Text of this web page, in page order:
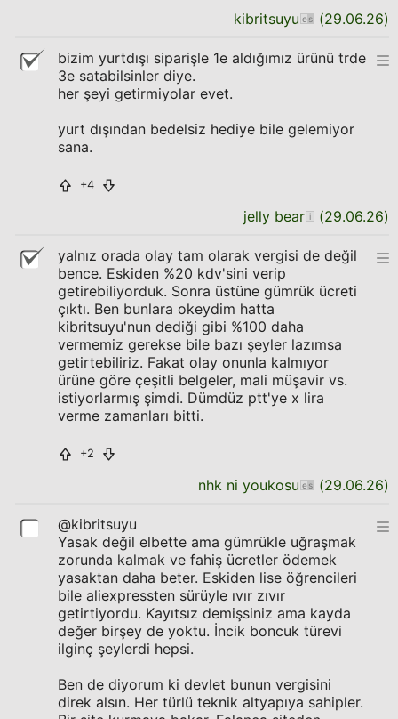
kibritsuyu (29.06.26)
bizim yurtdışı siparişle 1e aldığımız ürünü trde
3e satabilsinler diye.
her şeyi getirmiyolar evet.
yurt dışından bedelsiz hediye bile gelemiyor
sana.
+4
jelly bear (29.06.26)
yalnız orada olay tam olarak vergisi de değil
bence. Eskiden %20 kdv'sini verip
getirebiliyorduk. Sonra üstüne gümrük ücreti
çıktı. Ben bunlara okeydim hatta
kibritsuyu'nun dediği gibi %100 daha
vermemiz gerekse bile bazı şeyler lazımsa
getirtebiliriz. Fakat olay onunla kalmıyor
ürüne göre çeşitli belgeler, mali müşavir vs.
istiyorlarmış şimdi. Dümdüz ptt'ye x lira
verme zamanları bitti.
+2
nhk ni youkosu (29.06.26)
@kibritsuyu
Yasak değil elbette ama gümrükle uğraşmak
zorunda kalmak ve fahiş ücretler ödemek
yasaktan daha beter. Eskiden lise öğrencileri
bile aliexpressten sürüyle ıvır zıvır
getirtiyordu. Kayıtsız demişsiniz ama kayda
değer birşey de yoktu. İncik boncuk türevi
ilginç şeylerdi hepsi.
Ben de diyorum ki devlet bunun vergisini
direk alsın. Her türlü teknik altyapıya sahipler.